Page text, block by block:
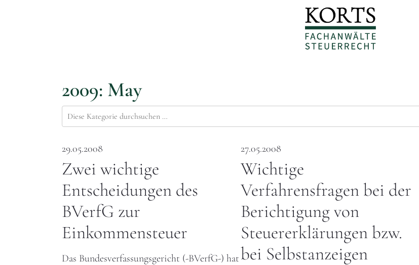
2009: May
29.05.2008
Zwei wichtige
Entscheidungen des
BVerfG zur
Einkommensteuer
Das Bundesverfassungsgericht (-BVerfG-) hat
27.05.2008
Wichtige
Verfahrensfragen bei der
Berichtigung von
Steuererklärungen bzw.
bei Selbstanzeigen